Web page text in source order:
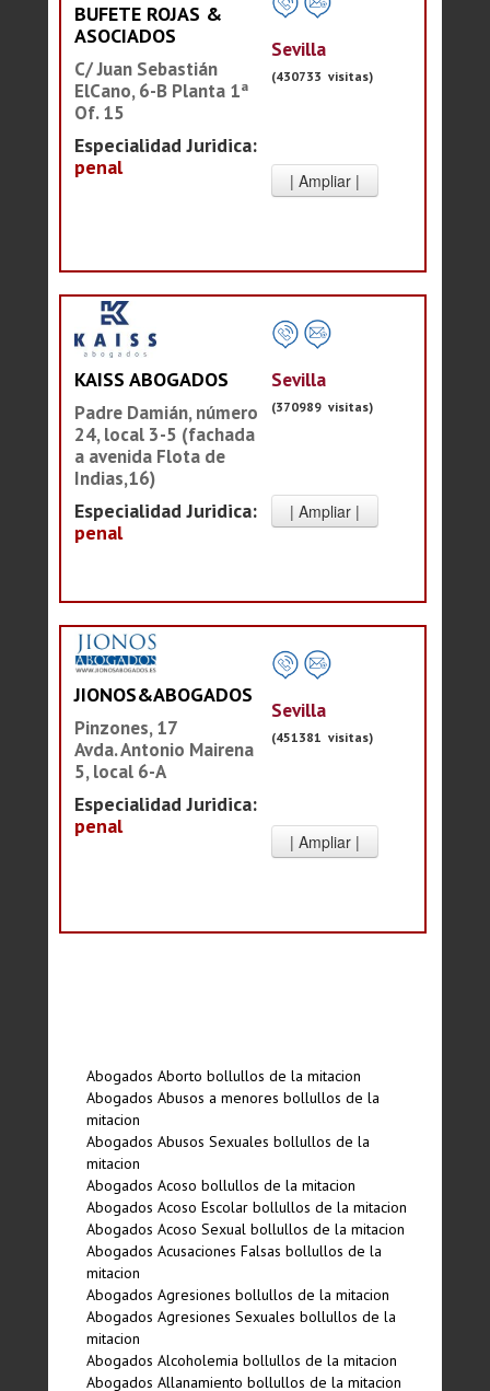
BUFETE ROJAS &
ASOCIADOS
C/ Juan Sebastián
ElCano, 6-B Planta 1ª
Of. 15
Especialidad Juridica:
penal
Sevilla
(430733 visitas)
KAISS ABOGADOS
Padre Damián, número
24, local 3-5 (fachada
a avenida Flota de
Indias,16)
Especialidad Juridica:
penal
Sevilla
(370989 visitas)
JIONOS&ABOGADOS
Pinzones, 17
Avda. Antonio Mairena
5, local 6-A
Especialidad Juridica:
penal
Sevilla
(451381 visitas)
Abogados Aborto bollullos de la mitacion
Abogados Abusos a menores bollullos de la
mitacion
Abogados Abusos Sexuales bollullos de la
mitacion
Abogados Acoso bollullos de la mitacion
Abogados Acoso Escolar bollullos de la mitacion
Abogados Acoso Sexual bollullos de la mitacion
Abogados Acusaciones Falsas bollullos de la
mitacion
Abogados Agresiones bollullos de la mitacion
Abogados Agresiones Sexuales bollullos de la
mitacion
Abogados Alcoholemia bollullos de la mitacion
Abogados Allanamiento bollullos de la mitacion